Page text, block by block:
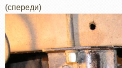
(спереди)